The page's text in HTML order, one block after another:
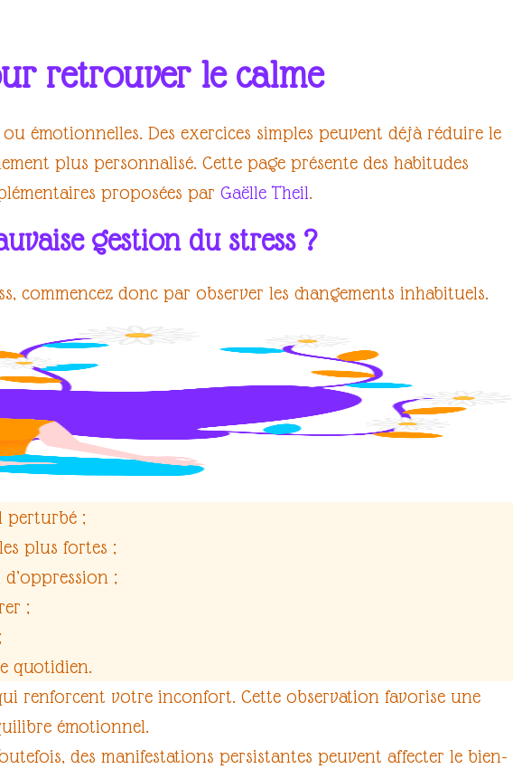
retrouver le calme
émotionnelles. Des exercices simples peuvent déjà réduire le
plus personnalisé. Cette page présente des habitudes
proposées par Gaëlle Theil.
gestion du stress ?
, commencez donc par observer les changements inhabituels.
perturbé ;
plus fortes ;
;
;
quotidien.
renforcent votre inconfort. Cette observation favorise une
émotionnel
des manifestations persistantes peuvent affecter le bien-